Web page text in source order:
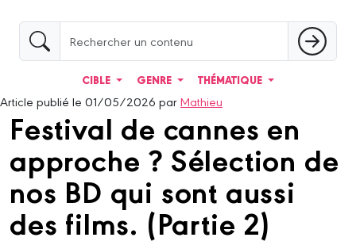
CIBLE GENRE THÉMATIQUE
Article publié le 01/05/2026 parMathieu
Festival de cannes en
approche ? Sélection de
nos BD qui sont aussi
des films. (Partie 2)